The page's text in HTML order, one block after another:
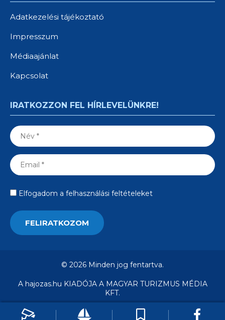
Adatkezelési tájékoztató
Impresszum
Médiaajánlat
Kapcsolat
IRATKOZZON FEL HÍRLEVELÜNKRE!
Elfogadom a felhasználási feltételeket
© 2026 Minden jog fentartva.
A hajozas.hu KIADÓJA A MAGYAR TURIZMUS MÉDIA
KFT.